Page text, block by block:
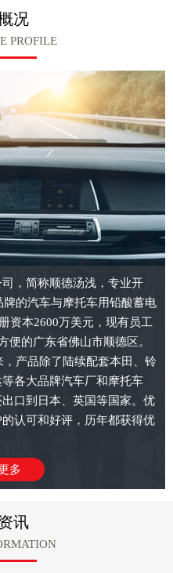
况
PROFILE
，简称顺德汤浅，专业开
的汽车与摩托车用铅酸蓄电
资本2600万美元，现有员工
便的广东省佛山市顺德区。
产品除了陆续配套本田、铃
各大品牌汽车厂和摩托车
口到日本、英国等国家。优
认可和好评，历年都获得优
多
讯